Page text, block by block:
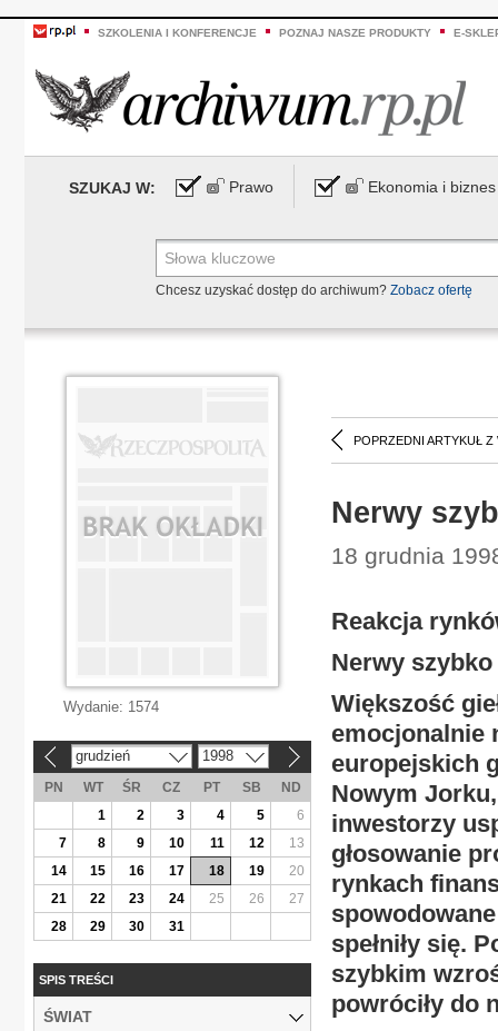
SZKOLENIA I KONFERENCJE POZNAJ NASZE PRODUKTY E-
SZUKAJ W: Prawo Ekonomia i biznes
Chcesz uzyskać dostęp do archiwum? Zobacz ofertę
POPRZEDNI ARTYKUŁ Z
Nerwy
18 grudnia
Reakcja
Nerwy szybko
Większość
emocjonalnie
europejskich
Nowym
inwestorzy
głosowanie
rynkach
spełniły się.
szybkim
powróciły do
Wydanie: 1574
grudzień 1998
PN WT ŚR CZ PT SB
ND
1
2 3 4 5
6
7
8 9 10 11 12
13
14
15 16 17 18 19
20
21
22 23 24 25 26
27
28
29 30 31
SPIS TREŚCI
ŚWIAT